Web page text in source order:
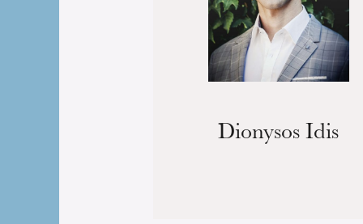
Dionysos Idis